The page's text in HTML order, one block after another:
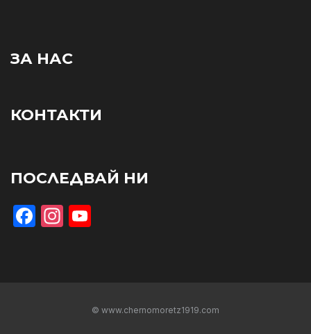
ЗА НАС
КОНТАКТИ
ПОСЛЕДВАЙ НИ
Facebook
Instagram
© www.chernomoretz1919.com